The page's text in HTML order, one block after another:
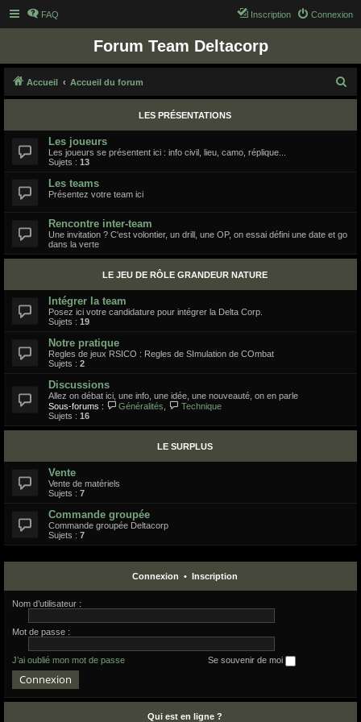
FAQ Connexion
Inscription
Forum Team Deltacorp
Accueil Accueil du forum
e
r
LES PRÉSENTATIONS
Les joueurs
Les joueurs se présentent ici : info civil, lieu, camo, réplique...
Sujets : 13
Les teams
Présentez votre team ici
Rencontre inter-team
Une invitation ? C'est volontier, un drill, une OP, on essai défini une date et go
dans la verte
LE JEU DE RÔLE GRANDEUR NATURE
Intégrer la team
Posez ici votre candidature pour intégrer la Delta Corp.
Sujets : 19
Notre pratique
Regles de jeux RSICO : Regles de SImulation de COmbat
Sujets : 2
Discussions
Allez on débat ici, une info, une idée, une nouveauté, on en parle
Sous-forums :
Généralités
Technique
Sujets : 16
LE SURPLUS
Vente
Vente de matériels
Sujets : 7
Commande groupée
Commande groupée Deltacorp
Sujets : 7
Connexion • Inscription
Nom d’utilisateur :
Mot de passe :
J’ai oublié mon mot de passe Se souvenir de moi
Qui est en ligne ?